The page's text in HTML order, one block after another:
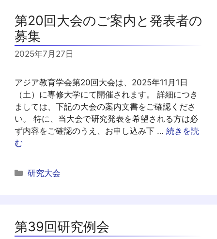
ー
第20回大会のご案内と発表者の
募集
2025年7月27日
アジア教育学会第20回大会は、2025年11月1日
（土）に専修大学にて開催されます。 詳細につき
ましては、下記の大会の案内文書をご確認くださ
い。 特に、当大会で研究発表を希望される方は必
ず内容をご確認のうえ、お申し込み下 … 続きを読
む
カ
ー
研究大会
第39回研究例会